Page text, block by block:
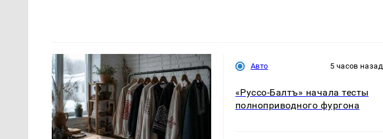
Авто 5 часов назад
«Руссо-Балтъ» начала тесты
полноприводного фургона